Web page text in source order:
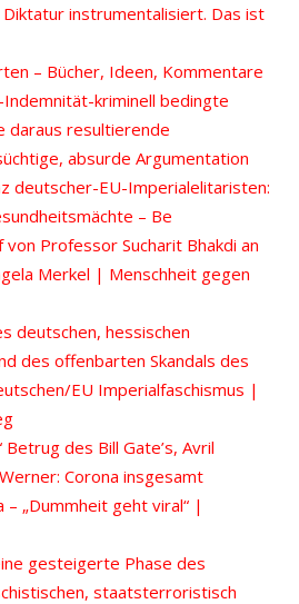
Diktatur instrumentalisiert. Das ist
– Bücher, Ideen, Kommentare
kriminell bedingte
daraus resultierende
absurde Argumentation
deutscher-EU-Imperialelitaristen:
– Be
Professor Sucharit Bhakdi an
Merkel | Menschheit gegen
deutschen, hessischen
des offenbarten Skandals des
EU Imperialfaschismus |
Betrug des Bill Gate’s, Avril
Corona insgesamt
„Dummheit geht viral“ |
gesteigerte Phase des
staatsterroristisch